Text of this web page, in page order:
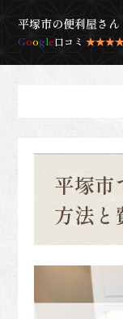
平塚市の便利屋さ
Google口コミ
平塚市
方法と